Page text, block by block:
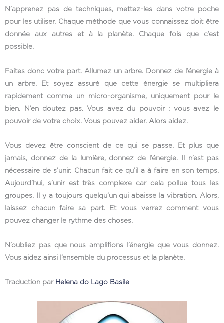
N’apprenez pas de techniques, mettez-les dans votre poche
pour les utiliser. Chaque méthode que vous connaissez doit être
donnée aux autres et à la planète. Chaque fois que c’est
possible.
Faites donc votre part. Allumez un arbre. Donnez de l’énergie à
un arbre. Et soyez assuré que cette énergie se multipliera
rapidement comme un micro-organisme, uniquement pour le
bien. N’en doutez pas. Vous avez du pouvoir : vous avez le
pouvoir de votre choix. Vous pouvez aider. Alors aidez.
Vous devez être conscient de ce qui se passe. Et plus que
jamais, donnez de la lumière, donnez de l’énergie. Il n’est pas
nécessaire de s’unir. Chacun fait ce qu’il a à faire en son temps.
Aujourd’hui, s’unir est très complexe car cela pollue tous les
groupes. Il y a toujours quelqu’un qui abaisse la vibration. Alors,
laissez chacun faire sa part. Et vous verrez comment vous
pouvez changer le rythme des choses.
N’oubliez pas que nous amplifions l’énergie que vous donnez.
Vous aidez ainsi l’ensemble du processus et la planète.
Traduction par Helena do Lago Basile